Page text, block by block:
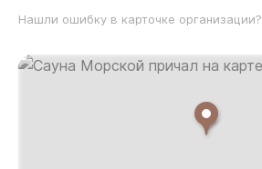
Нашли ошибку в карточке организации?